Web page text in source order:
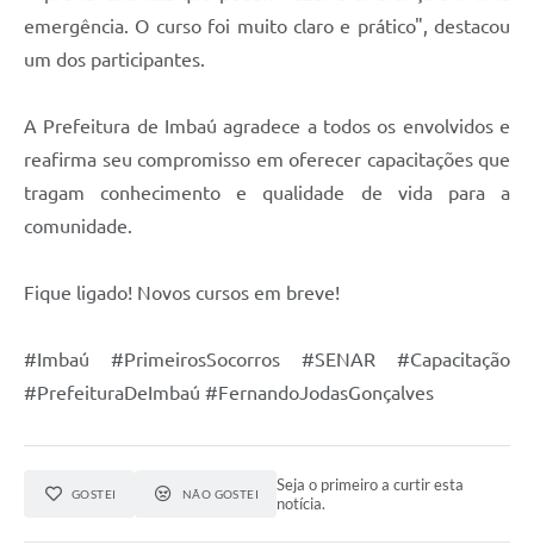
emergência. O curso foi muito claro e prático", destacou
um dos participantes.
A Prefeitura de Imbaú agradece a todos os envolvidos e
reafirma seu compromisso em oferecer capacitações que
tragam conhecimento e qualidade de vida para a
comunidade.
Fique ligado! Novos cursos em breve!
#Imbaú #PrimeirosSocorros #SENAR #Capacitação
#PrefeituraDeImbaú #FernandoJodasGonçalves
GOSTEI NÃO GOSTEI
Seja o primeiro a curtir esta
notícia.